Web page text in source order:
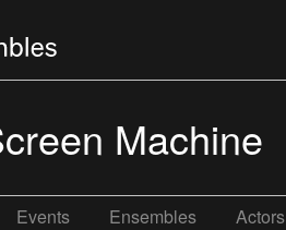
Machine
Events Ensembles Actors